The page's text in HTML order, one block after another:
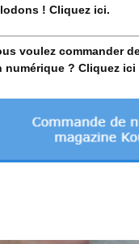
! Cliquez ici.
voulez commander
numérique ? Cliquez ici